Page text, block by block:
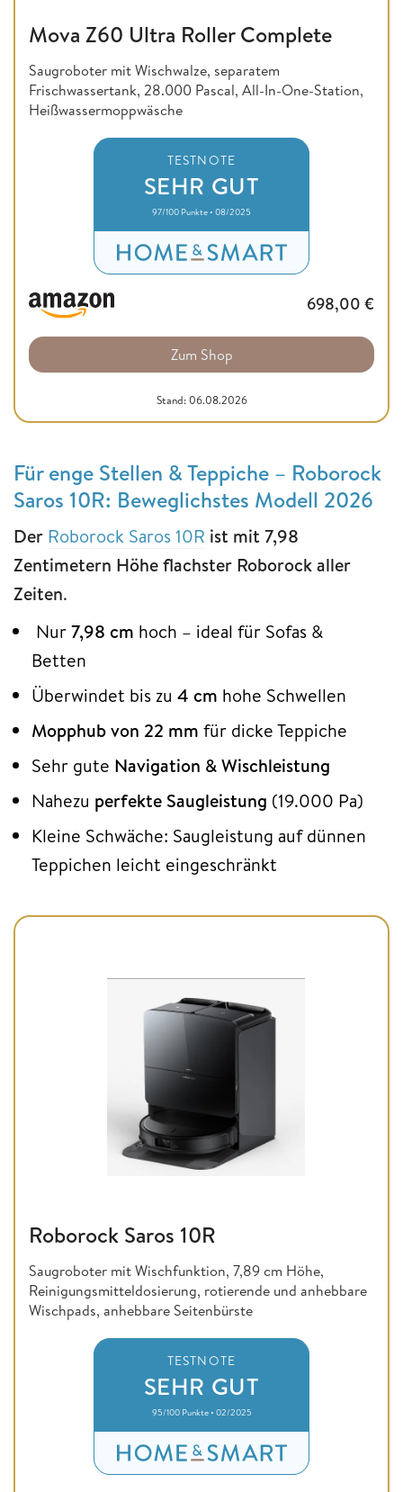
Mova Z60 Ultra Roller Complete
Saugroboter mit Wischwalze, separatem
Frischwassertank, 28.000 Pascal, All-In-One-Station,
Heißwassermoppwäsche
TESTNOTE
SEHR GUT
97/100 Punkte • 08/2025
698,00 €
Zum Shop
Stand: 06.08.2026
Für enge Stellen & Teppiche – Roborock
Saros 10R: Beweglichstes Modell 2026
Der Roborock Saros 10R ist mit 7,98
Zentimetern Höhe flachster Roborock aller
Zeiten.
Nur7,98 cm hoch – ideal für Sofas &
Betten
Überwindet bis zu 4 cm hohe Schwellen
Mopphub von 22 mm für dicke Teppiche
Sehr gute Navigation & Wischleistung
Nahezu perfekte Saugleistung (19.000 Pa)
Kleine Schwäche: Saugleistung auf dünnen
Teppichen leicht eingeschränkt
Roborock Saros 10R
Saugroboter mit Wischfunktion, 7,89 cm Höhe,
Reinigungsmitteldosierung, rotierende und anhebbare
Wischpads, anhebbare Seitenbürste
TESTNOTE
SEHR GUT
95/100 Punkte • 02/2025